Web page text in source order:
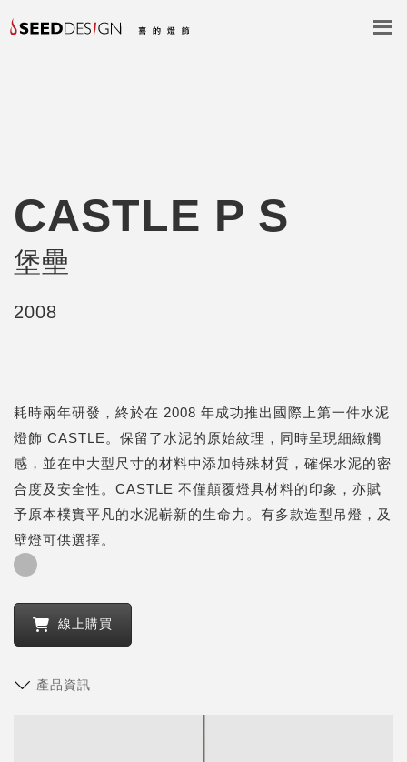
CASTLE P S
堡壘
2008
耗時兩年研發，終於在 2008 年成功推出國際上第一件水泥
燈飾 CASTLE。保留了水泥的原始紋理，同時呈現細緻觸
感，並在中大型尺寸的材料中添加特殊材質，確保水泥的密
合度及安全性。CASTLE 不僅顛覆燈具材料的印象，亦賦
予原本樸實平凡的水泥嶄新的生命力。有多款造型吊燈，及
壁燈可供選擇。
線上購買
產品資訊